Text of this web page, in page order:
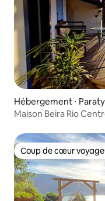
Hébergement ⋅ Paraty
Maison Beira Rio
Coup de cœur
Coup de cœur